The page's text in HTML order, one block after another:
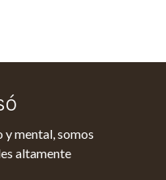
y mental, somos
altamente